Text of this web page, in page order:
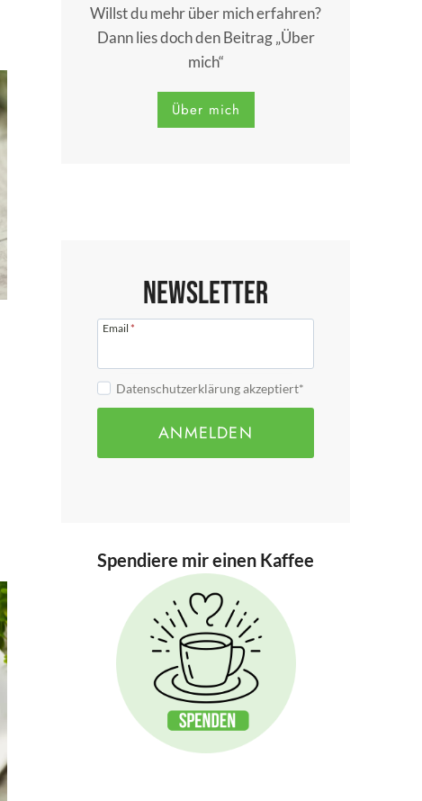
Willst du mehr über mich erfahren?
Dann lies doch den Beitrag „Über
mich“
Über mich
Newsletter
Email *
Datenschutzerklärung akzeptiert*
ANMELDEN
Spendiere mir einen Kaffee